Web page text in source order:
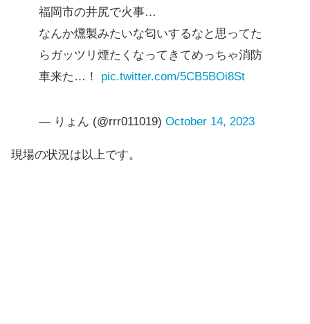
福岡市の井尻で火事…
なんか燻製みたいな匂いするなと思ってた
らガッツリ煙たくなってきてめっちゃ消防
車来た…！ pic.twitter.com/5CB5BOi8St
— りょん (@rrr011019) October 14, 2023
現場の状況は以上です。